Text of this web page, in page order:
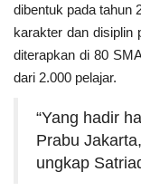
dibentuk pada tahun
karakter dan disiplin
diterapkan di 80
dari 2.000 pelajar.
“Yang hadir
Prabu
ungkap